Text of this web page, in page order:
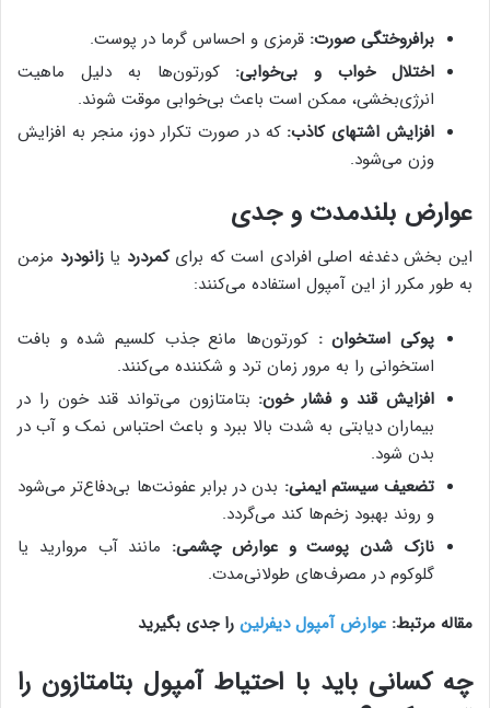
برافروختگی صورت: قرمزی و احساس گرما در پوست.
اختلال خواب و بی‌خوابی: کورتون‌ها به دلیل ماهیت
انرژی‌بخشی، ممکن است باعث بی‌خوابی موقت شوند.
افزایش اشتهای کاذب: که در صورت تکرار دوز، منجر به افزایش
وزن می‌شود.
عوارض بلندمدت و جدی
این بخش دغدغه اصلی افرادی است که برایکمردرد یازانودرد مزمن
به طور مکرر از این آمپول استفاده می‌کنند:
پوکی استخوان : کورتون‌ها مانع جذب کلسیم شده و بافت
استخوانی را به مرور زمان ترد و شکننده می‌کنند.
افزایش قند و فشار خون: بتامتازون می‌تواند قند خون را در
بیماران دیابتی به شدت بالا ببرد و باعث احتباس نمک و آب در
بدن شود.
تضعیف سیستم ایمنی: بدن در برابر عفونت‌ها بی‌دفاع‌تر می‌شود
و روند بهبود زخم‌ها کند می‌گردد.
نازک شدن پوست و عوارض چشمی: مانند آب مروارید یا
گلوکوم در مصرف‌های طولانی‌مدت.
مقاله مرتبط: عوارض آمپول دیفرلین را جدی بگیرید
چه کسانی باید با احتیاط آمپول بتامتازون را